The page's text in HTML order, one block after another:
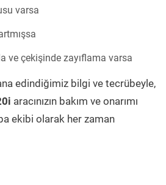
varsa
ve çekişinde zayıflama varsa
edindiğimiz bilgi ve tecrübeyle,
aracınızın bakım ve onarımı
ekibi olarak her zaman